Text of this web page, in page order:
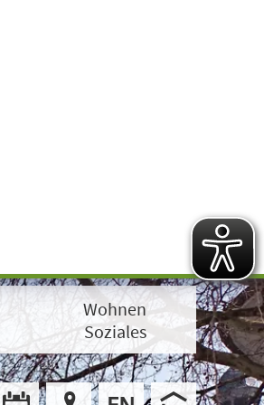
Wohnen
Soziales